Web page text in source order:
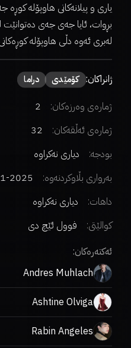
یاری و پیلانەکانی هاوپۆلە
لەبری ئەوە دڵی هاوپۆلە
ژانراکان: كۆمێدی دراما
ژمارەی وەرزەکان:
2
ژمارەی ئەڵقەکان:
32
بودجە:
دیاری نەکراوە
بەرواری بڵاوکردنەوە:
2025-01-03
داهات:
دیاری نەکراوە
کوالێتی:
فوول ئێچ دی
ئەکتەرەکان:
Andres Muhlach
Ashtine Olviga
Rabin Angeles